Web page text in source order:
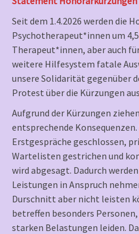
Seit dem 1.4.2026 werden die
Psychotherapeut*innen um
Therapeut*innen, aber auch
weitere Hilfesystem fatale
unsere Solidarität gegenüber
Protest über die Kürzungen
Aufgrund der Kürzungen
entsprechende
Erstgespräche geschlossen,
Wartelisten gestrichen und
wird abgesagt. Dadurch
Leistungen in Anspruch
Durschnitt aber nicht leisten
betreffen besonders
starken Belastungen leiden.